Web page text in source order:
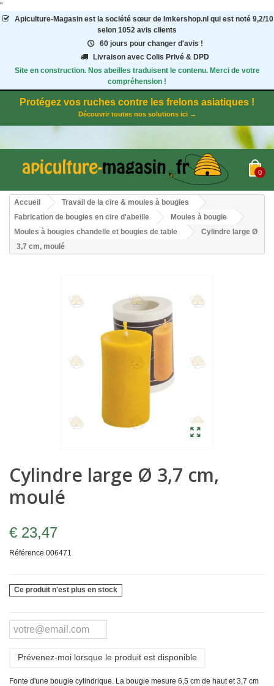
"
Apiculture-Magasinest la société sœur de Imkershop.nl qui est noté 9,2/10
selon 1052 avis clients
60 jours pour changer d'avis !
Livraison avec Colis Privé & DPD
Site en construction. Nos abeilles traduisent le contenu. Merci de votre
compréhension !
Protégez vos ruches contre les frelons asiatiques !
Découvrir toutes nos solutions ici →
0
Accueil
Travail de la cire & moules à bougies
Fabrication de bougies en cire d'abeille
Moules à bougie
Moules à bougies chandelle et bougies de table
Cylindre large Ø
3,7 cm, moulé
Cylindre large Ø 3,7 cm,
moulé
€ 23,47
Référence 006471
Ce produit n'est plus en stock
Prévenez-moi lorsque le produit est disponible
Fonte d'une bougie cylindrique. La bougie mesure 6,5 cm de haut et 3,7 cm